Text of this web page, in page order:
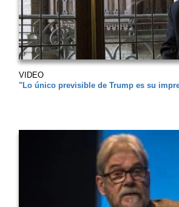
VIDEO
"Lo único previsible de Trump es su